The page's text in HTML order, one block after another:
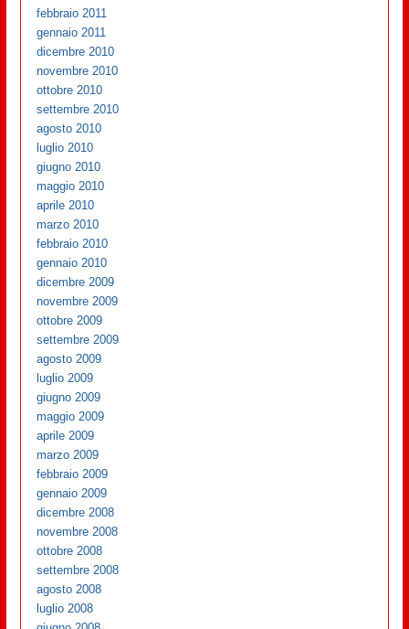
febbraio 2011
gennaio 2011
dicembre 2010
novembre 2010
ottobre 2010
settembre 2010
agosto 2010
luglio 2010
giugno 2010
maggio 2010
aprile 2010
marzo 2010
febbraio 2010
gennaio 2010
dicembre 2009
novembre 2009
ottobre 2009
settembre 2009
agosto 2009
luglio 2009
giugno 2009
maggio 2009
aprile 2009
marzo 2009
febbraio 2009
gennaio 2009
dicembre 2008
novembre 2008
ottobre 2008
settembre 2008
agosto 2008
luglio 2008